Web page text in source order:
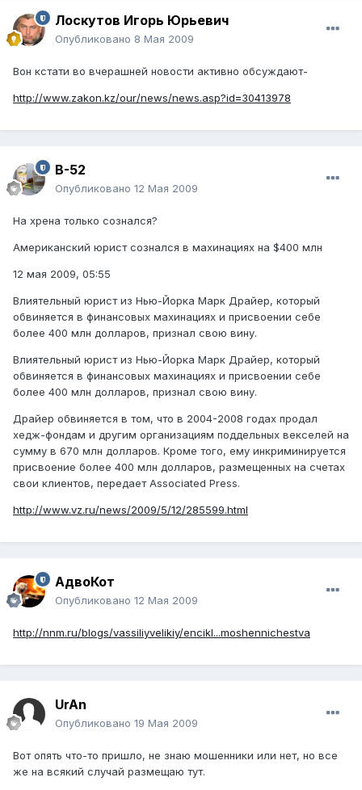
Лоскутов Игорь Юрьевич
Опубликовано 8 Мая 2009
Вон кстати во вчерашней новости активно обсуждают-
http://www.zakon.kz/our/news/news.asp?id=30413978
B-52
Опубликовано 12 Мая 2009
На хрена только сознался?
Американский юрист сознался в махинациях на $400 млн
12 мая 2009, 05:55
Влиятельный юрист из Нью-Йорка Марк Драйер, который
обвиняется в финансовых махинациях и присвоении себе
более 400 млн долларов, признал свою вину.
Влиятельный юрист из Нью-Йорка Марк Драйер, который
обвиняется в финансовых махинациях и присвоении себе
более 400 млн долларов, признал свою вину.
Драйер обвиняется в том, что в 2004-2008 годах продал
хедж-фондам и другим организациям поддельных векселей на
сумму в 670 млн долларов. Кроме того, ему инкриминируется
присвоение более 400 млн долларов, размещенных на счетах
свои клиентов, передает Associated Press.
http://www.vz.ru/news/2009/5/12/285599.html
АдвоКот
Опубликовано 12 Мая 2009
http://nnm.ru/blogs/vassiliyvelikiy/encikl...moshennichestva
UrAn
Опубликовано 19 Мая 2009
Вот опять что-то пришло, не знаю мошенники или нет, но все
же на всякий случай размещаю тут.